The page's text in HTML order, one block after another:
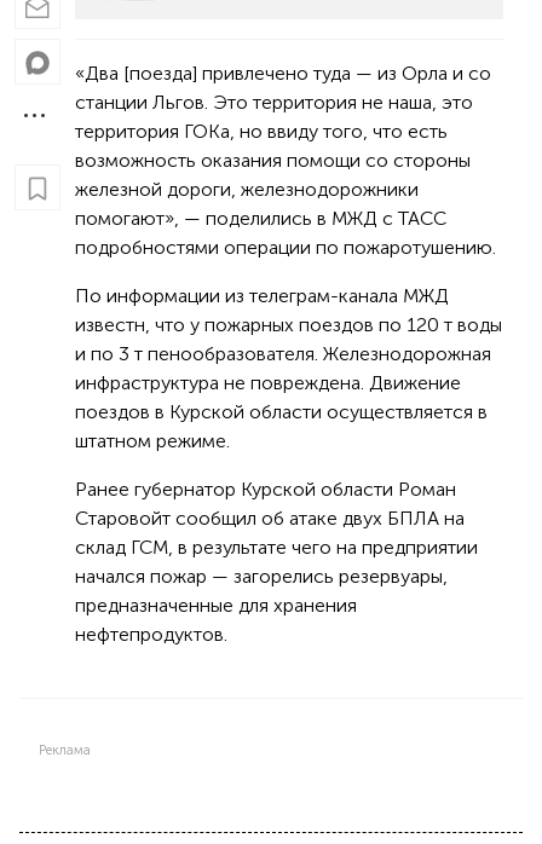
«Два [поезда] привлечено туда — из Орла и со
станции Льгов. Это территория не наша, это
территория ГОКа, но ввиду того, что есть
возможность оказания помощи со стороны
железной дороги, железнодорожники
помогают», — поделились в МЖД с ТАСС
подробностями операции по пожаротушению.
По информации из телеграм-канала МЖД
известн, что у пожарных поездов по 120 т воды
и по 3 т пенообразователя. Железнодорожная
инфраструктура не повреждена. Движение
поездов в Курской области осуществляется в
штатном режиме.
Ранее губернатор Курской области Роман
Старовойт сообщил об атаке двух БПЛА на
склад ГСМ, в результате чего на предприятии
начался пожар — загорелись резервуары,
предназначенные для хранения
нефтепродуктов.
Реклама